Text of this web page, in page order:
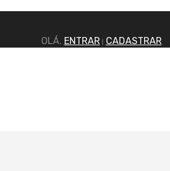
OLÁ. ENTRAR CADASTRAR